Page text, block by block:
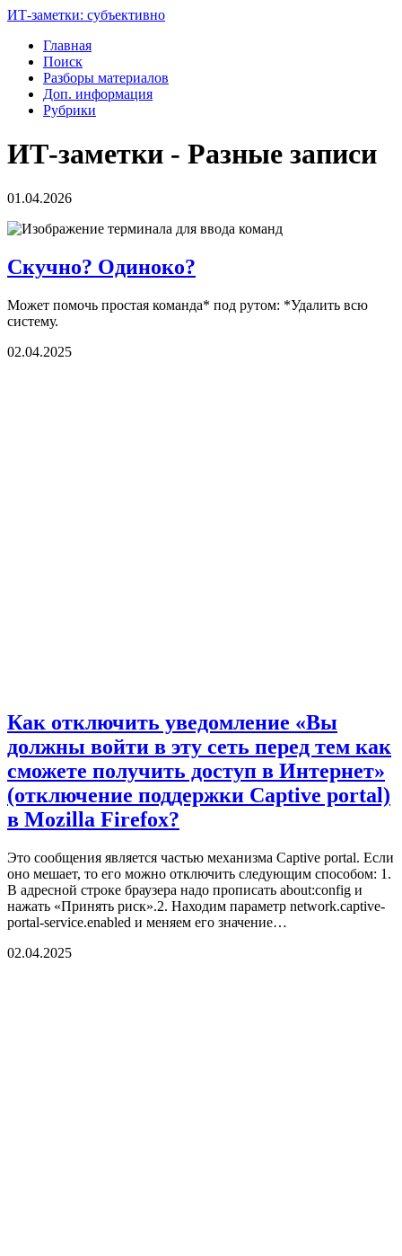
ИТ-заметки: субъективно
Главная
Поиск
Разборы материалов
Доп. информация
Рубрики
ИТ-заметки - Разные записи
01.04.2026
Скучно? Одиноко?
Может помочь простая команда* под рутом: *Удалить всю
систему.
02.04.2025
Как отключить уведомление «Вы
должны войти в эту сеть перед тем как
сможете получить доступ в Интернет»
(отключение поддержки Captive portal)
в Mozilla Firefox?
Это сообщения является частью механизма Captive portal. Если
оно мешает, то его можно отключить следующим способом: 1.
В адресной строке браузера надо прописать about:config и
нажать «Принять риск».2. Находим параметр network.captive-
portal-service.enabled и меняем его значение…
02.04.2025